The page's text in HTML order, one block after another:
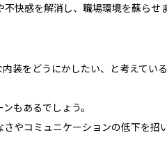
快感を解消し、職場環境を蘇らせ
装をどうにかしたい、と考えてい
もあるでしょう。
やコミュニケーションの低下を招